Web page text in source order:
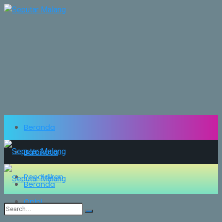
Beranda
Balaikota
Pendidikan
Opini
Beranda
Balaikota